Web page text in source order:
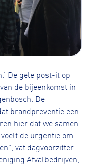
De gele post-it op
de bijeenkomst in
De
brandpreventie een
hier dat we samen
de urgentie om
vat dagvoorzitter
Afvalbedrijven,